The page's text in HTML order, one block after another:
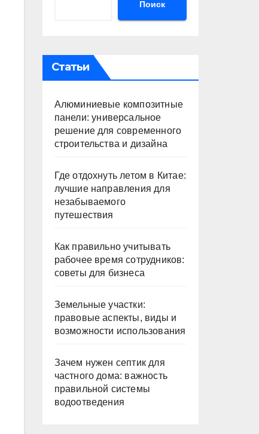
Поиск
Статьи
Алюминиевые композитные
панели: универсальное
решение для современного
строительства и дизайна
Где отдохнуть летом в Китае:
лучшие направления для
незабываемого
путешествия
Как правильно учитывать
рабочее время сотрудников:
советы для бизнеса
Земельные участки:
правовые аспекты, виды и
возможности использования
Зачем нужен септик для
частного дома: важность
правильной системы
водоотведения